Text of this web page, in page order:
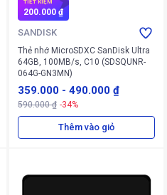
TIẾT KIỆM
200.000 ₫
SANDISK
Thẻ nhớ MicroSDXC SanDisk Ultra
64GB, 100MB/s, C10 (SDSQUNR-
064G-GN3MN)
359.000 - 490.000 ₫
590.000 ₫ -34%
Thêm vào giỏ